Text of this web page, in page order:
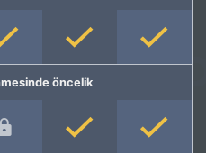
öncelik